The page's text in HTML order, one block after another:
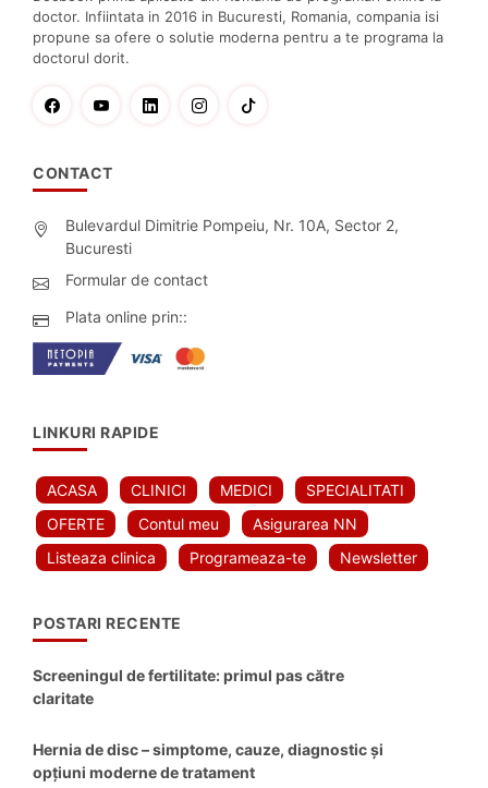
doctor. Infiintata in 2016 in Bucuresti, Romania, compania isi
propune sa ofere o solutie moderna pentru a te programa la
doctorul dorit.
CONTACT
Bulevardul Dimitrie Pompeiu, Nr. 10A, Sector 2,
Bucuresti
Formular de contact
Plata online prin::
LINKURI RAPIDE
ACASA CLINICI MEDICI
SPECIALITATI
OFERTE
Contul meu
Asigurarea NN
Listeaza clinica
Programeaza-te Newsletter
POSTARI RECENTE
Screeningul de fertilitate: primul pas către
claritate
Hernia de disc – simptome, cauze, diagnostic și
opțiuni moderne de tratament